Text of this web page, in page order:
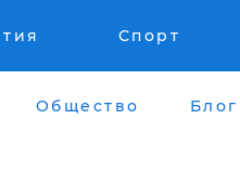
Спорт
Общество